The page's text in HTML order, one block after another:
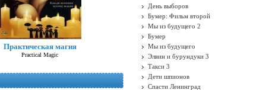
Практическая магия
Practical Magic
День выборов
Бумер: Фильм второй
Мы из будущего 2
Бумер
Мы из будущего
Элвин и бурундуки 3
Такси 3
Дети шпионов
Спасти Ленинград